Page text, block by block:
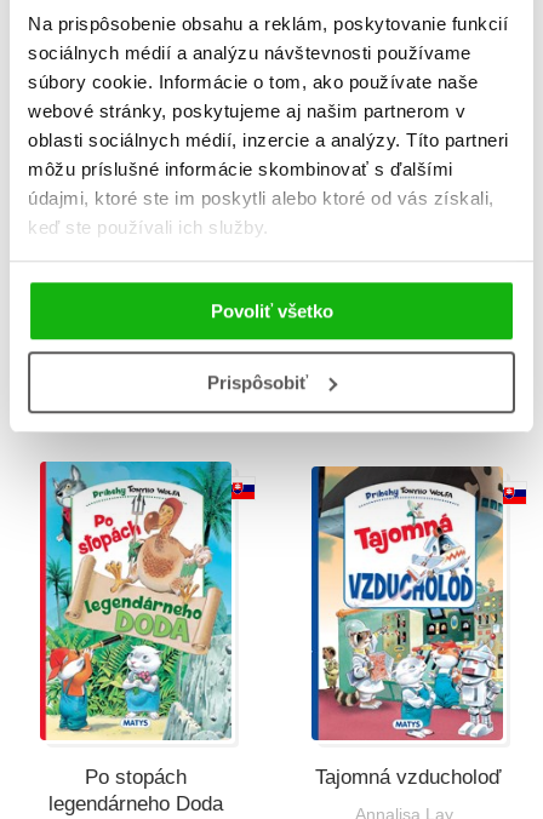
Na prispôsobenie obsahu a reklám, poskytovanie funkcií
sociálnych médií a analýzu návštevnosti používame
súbory cookie. Informácie o tom, ako používate naše
webové stránky, poskytujeme aj našim partnerom v
oblasti sociálnych médií, inzercie a analýzy. Títo partneri
môžu príslušné informácie skombinovať s ďalšími
údajmi, ktoré ste im poskytli alebo ktoré od vás získali,
keď ste používali ich služby.
Povoliť všetko
Prispôsobiť
Záhady slečny Berty:
Klobúky roztrhané na
Brian Freschi
O obrovskom smaragde
Po stopách
legendárneho Doda
Tajomná vzducholoď
Annalisa Lay